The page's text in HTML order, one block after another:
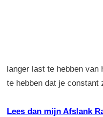
langer last te hebben van
te hebben dat je constant
Lees dan mijn Afslank